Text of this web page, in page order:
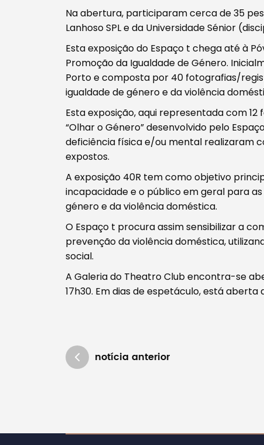
Tipo de conteúdo
Filtros
Na abertura, participaram cerca de 35
Lanhoso SPL e da Universidade Sénior
Esta exposição do Espaço t chega até à
Promoção da Igualdade de Género.
Porto e composta por 40 fotografias/
igualdade de género e da violência
Esta exposição, aqui representada com
“Olhar o Género” desenvolvido pelo
deficiência física e/ou mental realizaram
expostos.
A exposição 40R tem como objetivo
incapacidade e o público em geral para
género e da violência doméstica.
O Espaço t procura assim sensibilizar a
prevenção da violência doméstica,
social.
A Galeria do Theatro Club encontra-se
17h30. Em dias de espetáculo, está aberta
notícia anterior
Atualizado em 19/05/2018